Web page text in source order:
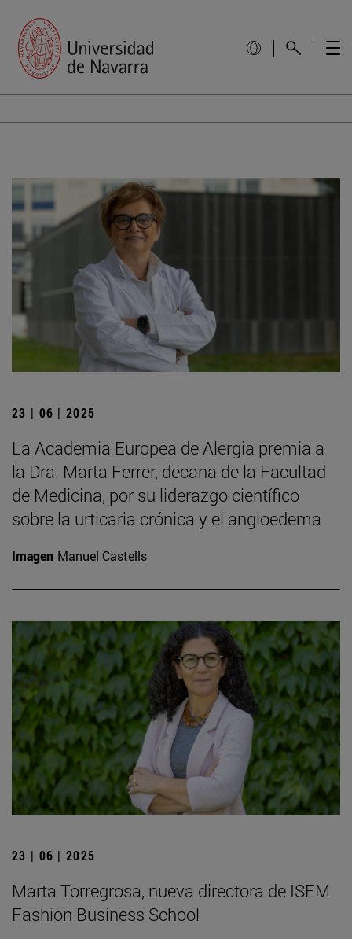
23 | 06 | 2025
La Academia Europea de Alergia premia a
la Dra. Marta Ferrer, decana de la Facultad
de Medicina, por su liderazgo científico
sobre la urticaria crónica y el angioedema
Imagen Manuel Castells
23 | 06 | 2025
Marta Torregrosa, nueva directora de ISEM
Fashion Business School